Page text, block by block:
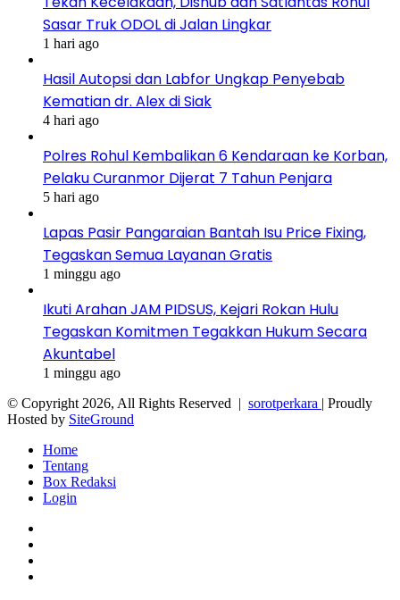
Sasar Truk ODOL di Jalan Lingkar
1 hari ago
Hasil Autopsi dan Labfor Ungkap Penyebab
Kematian dr. Alex di Siak
4 hari ago
Polres Rohul Kembalikan 6 Kendaraan ke Korban,
Pelaku Curanmor Dijerat 7 Tahun Penjara
5 hari ago
Lapas Pasir Pangaraian Bantah Isu Price Fixing,
Tegaskan Semua Layanan Gratis
1 minggu ago
Ikuti Arahan JAM PIDSUS, Kejari Rokan Hulu
Tegaskan Komitmen Tegakkan Hukum Secara
Akuntabel
1 minggu ago
© Copyright 2026, All Rights Reserved | sorotperkara | Proudly
Hosted by SiteGround
Home
Tentang
Box Redaksi
Login